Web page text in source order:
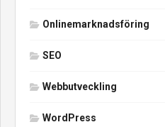
Onlinemarknadsföring
SEO
Webbutveckling
WordPress